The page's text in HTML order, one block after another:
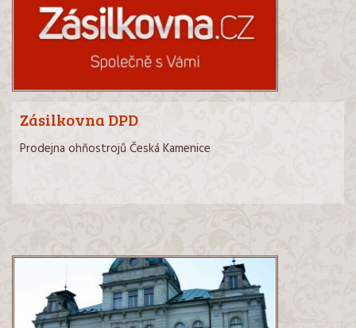
Zásilkovna DPD
Prodejna ohňostrojů Česká Kamenice